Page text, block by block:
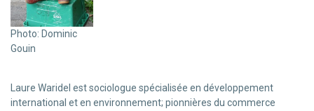
Photo: Dominic
Gouin
Laure Waridel est sociologue spécialisée en développement
international et en environnement; pionnières du commerce